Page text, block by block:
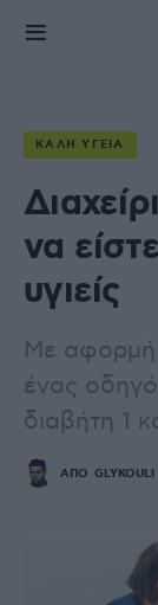
ΚΑΛΉ ΥΓΕΊΑ
να
υγιείς
Με αφορμή
ένας
διαβήτη 1
ΑΠΌ GLYKOULI